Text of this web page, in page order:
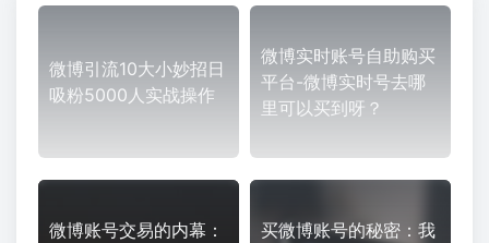
微博引流10大小妙招日
吸粉5000人实战操作
微博实时账号自助购买
平台-微博实时号去哪
里可以买到呀？
微博账号交易的内幕：
买微博账号的秘密：我